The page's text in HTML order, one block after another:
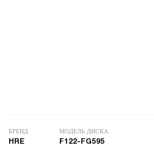
БРЕНД
HRE
МОДЕЛЬ ДИСКА
F122-FG595